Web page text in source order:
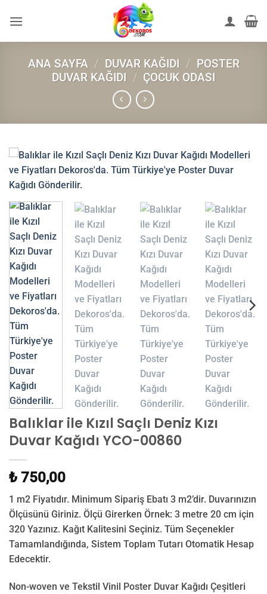
atla
ANA SAYFA / DUVAR KAĞIDI / POSTER
DUVAR KAĞIDI / ÇOCUK ODASI
Balıklar ile Kızıl Saçlı Deniz Kızı
Duvar Kağıdı YCO-00860
₺ 750,00
1 m2 Fiyatıdır. Minimum Sipariş Ebatı 3 m2’dir. Duvarınızın
Ölçüsünü Giriniz. Ölçü Girerken Örnek: 3 metre 20 cm için
320 Yazınız. Kağıt Kalitesini Seçiniz. Tüm Seçenekler
Tamamlandığında, Sistem Toplam Tutarı Otomatik Hesap
Edecektir.
Non-woven ve Tekstil Vinil Poster Duvar Kağıdı Çeşitleri